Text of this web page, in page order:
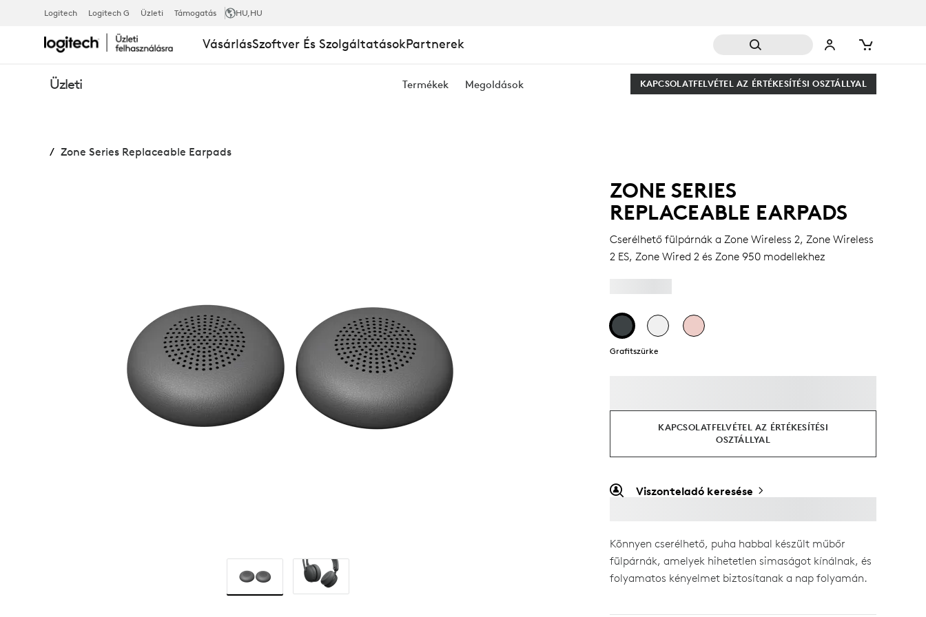
CSERÉLHETŐ
FÜLPÁRNÁK
Logitech Logitech G Üzleti Támogatás HU,HU
VásárlásSzoftver És SzolgáltatásokPartnerek
Üzleti Termékek Megoldások KAPCSOLATFELVÉTEL AZ ÉRTÉKESÍTÉSI OSZTÁLLYAL
Zone Series Replaceable Earpads
ZONE SERIES
REPLACEABLE EARPADS
Cserélhető fülpárnák a Zone Wireless 2, Zone Wireless
2 ES, Zone Wired 2 és Zone 950 modellekhez
Grafitszürke
KAPCSOLATFELVÉTEL AZ ÉRTÉKESÍTÉSI
OSZTÁLLYAL
Viszonteladó keresése
Könnyen cserélhető, puha habbal készült műbőr
fülpárnák, amelyek hihetetlen simaságot kínálnak, és
folyamatos kényelmet biztosítanak a nap folyamán.